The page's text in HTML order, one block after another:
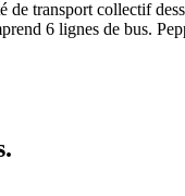
de transport collectif
6 lignes de bus.